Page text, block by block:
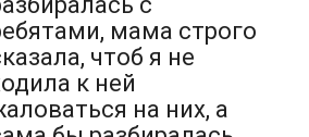
мама строго
чтоб я не
к ней
на них, а